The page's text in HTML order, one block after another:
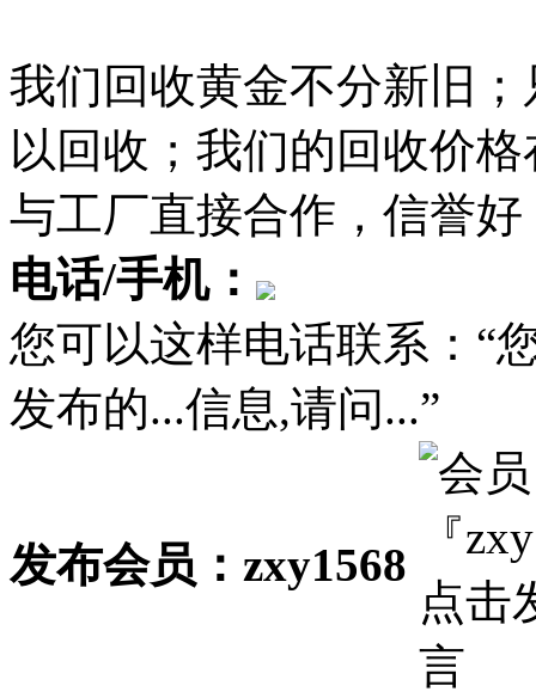
我们回收黄金不分新旧
以回收；我们的回收价
与工厂直接合作，信誉
电话/手机：
您可以这样电话联系：“
发布的...信息,请问...”
发布会员：zxy1568